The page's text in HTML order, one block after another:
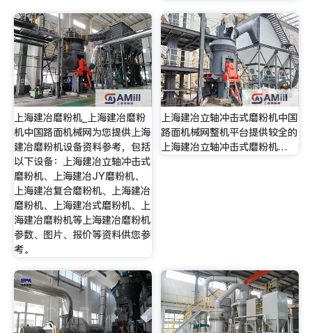
上海建冶磨粉机_上海建冶磨粉
机中国路面机械网为您提供上海
建冶磨粉机设备资料参考，包括
以下设备：上海建冶立轴冲击式
磨粉机、上海建冶JY磨粉机、
上海建冶复合磨粉机、上海建冶
磨粉机、上海建冶式磨粉机、上
海建冶磨粉机等上海建冶磨粉机
参数、图片、报价等资料供您参
考。
上海建冶立轴冲击式磨粉机中国
路面机械网整机平台提供较全的
上海建冶立轴冲击式磨粉机…